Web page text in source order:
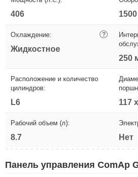
406
Охлаждение: ?
Жидкостное
250
Расположение и количество
цилиндров:
L6 117
Рабочий объем (л):
8.7 Нет
Панель управления ComAp